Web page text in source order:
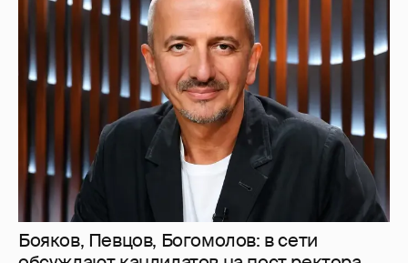
Бояков, Певцов, Богомолов: в сети
обсуждают кандидатов на пост ректора
ГИТИСа после отставки Григория
Заславского
7